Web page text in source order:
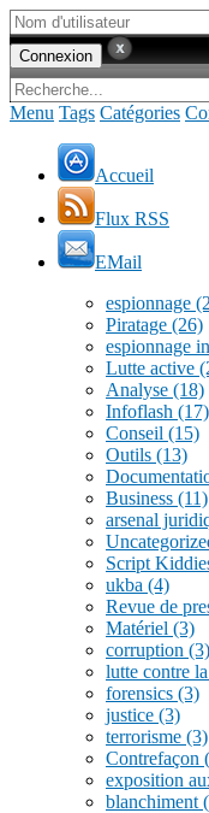
Menu Tags Catégories
Accueil
Flux RSS
EMail
espionnage
Piratage (26)
espionnage
Lutte active
Analyse (18)
Infoflash (17)
Conseil (15)
Outils (13)
Business (11)
arsenal
Script
ukba (4)
Revue de
Matériel (3)
corruption (3)
lutte contre
forensics (3)
justice (3)
terrorisme (3)
Contrefaçon
exposition
blanchiment